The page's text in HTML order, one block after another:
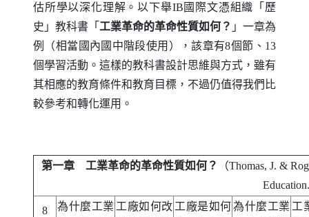
估所學以深化理解。以下舉IB 國際文憑組織「歷
史」教科書「 工業革命的革命性質如何？ 」一章為
例（相當國內國中階段使用），該章有8個節、13
個學習活動。這樣的教科書設計思維與方式，雖有
其相應的教育條件和教育目標，不過仍值得我們比
較參考和轉化運用。
第一章 工業革命的革命性質如何？ （Thomas, J. &
Education
8
為什麼工業 工廠如何改 工廠是如何為什麼工業 工